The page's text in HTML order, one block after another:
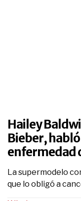
Hailey
Bieber,
enfermedad
La supermodelo
que lo obligó a